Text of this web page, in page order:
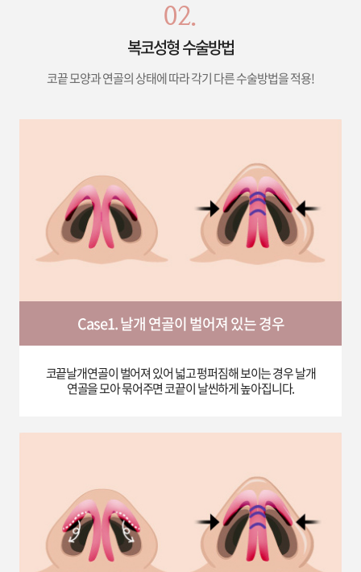
02.
복코성형 수술방법
코끝 모양과 연골의 상태에 따라 각기 다른 수술방법을 적용!
Case1. 날개 연골이 벌어져 있는 경우
코끝날개연골이 벌어져 있어 넓고 펑퍼짐해 보이는 경우 날개
연골을 모아 묶어주면 코끝이 날씬하게 높아집니다.